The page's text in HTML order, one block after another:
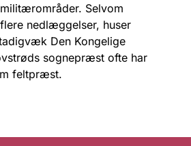
Selvom
nedlæggelser, huser
Den Kongelige
sognepræst ofte har
feltpræst.